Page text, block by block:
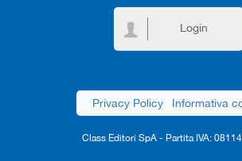
Login
Privacy Policy| Informativa
Class Editori SpA - Partita IVA: